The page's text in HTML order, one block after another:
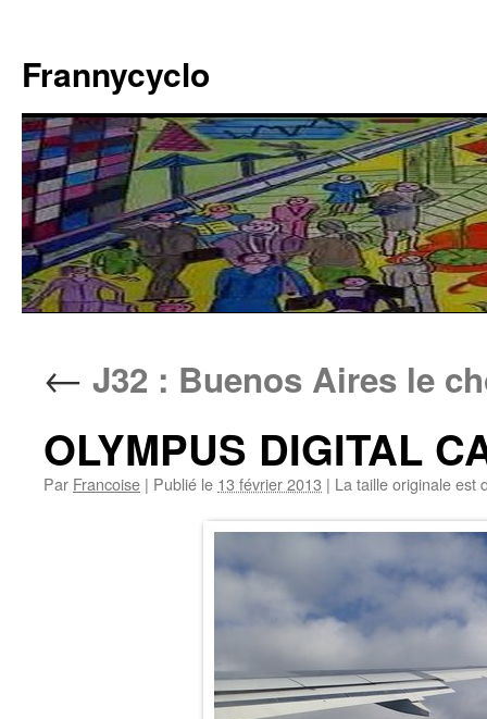
contenu
Frannycyclo
← J32 : Buenos Aires le
OLYMPUS DIGITAL
Par Francoise | Publié le 13 février 2013 | La taille originale est